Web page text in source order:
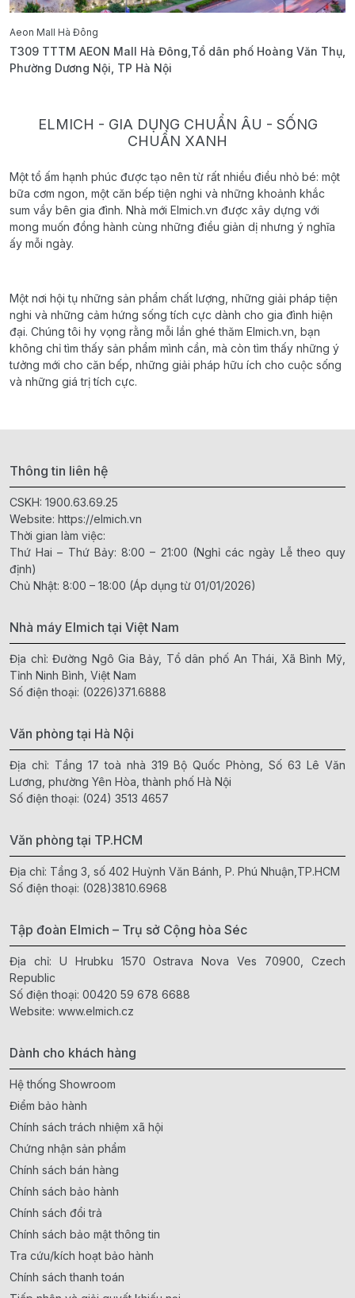
Aeon Mall Hà Đông
T309 TTTM AEON Mall Hà Đông,Tổ dân phố Hoàng Văn Thụ,
Phường Dương Nội, TP Hà Nội
ELMICH - GIA DỤNG CHUẨN ÂU - SỐNG
CHUẨN XANH
Một tổ ấm hạnh phúc được tạo nên từ rất nhiều điều nhỏ bé: một
bữa cơm ngon, một căn bếp tiện nghi và những khoảnh khắc
sum vầy bên gia đình. Nhà mới Elmich.vn được xây dựng với
mong muốn đồng hành cùng những điều giản dị nhưng ý nghĩa
ấy mỗi ngày.
Một nơi hội tụ những sản phẩm chất lượng, những giải pháp tiện
nghi và những cảm hứng sống tích cực dành cho gia đình hiện
đại. Chúng tôi hy vọng rằng mỗi lần ghé thăm Elmich.vn, bạn
không chỉ tìm thấy sản phẩm mình cần, mà còn tìm thấy những ý
tưởng mới cho căn bếp, những giải pháp hữu ích cho cuộc sống
và những giá trị tích cực.
Thông tin liên hệ
CSKH: 1900.63.69.25
Website: https://elmich.vn
Thời gian làm việc:
Thứ Hai – Thứ Bảy: 8:00 – 21:00 (Nghỉ các ngày Lễ theo quy
định)
Chủ Nhật: 8:00 – 18:00 (Áp dụng từ 01/01/2026)
Nhà máy Elmich tại Việt Nam
Địa chỉ: Đường Ngô Gia Bảy, Tổ dân phố An Thái, Xã Bình Mỹ,
Tỉnh Ninh Bình, Việt Nam
Số điện thoại: (0226)371.6888
Văn phòng tại Hà Nội
Địa chỉ: Tầng 17 toà nhà 319 Bộ Quốc Phòng, Số 63 Lê Văn
Lương, phường Yên Hòa, thành phố Hà Nội
Số điện thoại: (024) 3513 4657
Văn phòng tại TP.HCM
Địa chỉ: Tầng 3, số 402 Huỳnh Văn Bánh, P. Phú Nhuận,TP.HCM
Số điện thoại: (028)3810.6968
Tập đoàn Elmich – Trụ sở Cộng hòa Séc
Địa chỉ: U Hrubku 1570 Ostrava Nova Ves 70900, Czech
Republic
Số điện thoại: 00420 59 678 6688
Website: www.elmich.cz
Dành cho khách hàng
Hệ thống Showroom
Điểm bảo hành
Chính sách trách nhiệm xã hội
Chứng nhận sản phẩm
Chính sách bán hàng
Chính sách bảo hành
Chính sách đổi trả
Chính sách bảo mật thông tin
Tra cứu/kích hoạt bảo hành
Chính sách thanh toán